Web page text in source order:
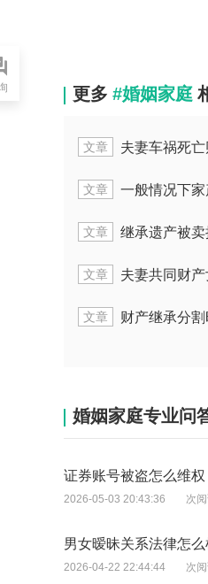
更多 #婚姻家庭
1.7w 浏览
纠纷怎么办
1.8w 浏览
房子该如何处理
2.1w 浏览
是否存在先后顺序
2.2w 浏览
遗产怎么分配
2.1w 浏览
纷二审怎么判
婚姻家庭专业问
证券账号被盗怎么维权
2026-05-03 20:43:36 次
男女暧昧关系法律怎
2026-04-22 22:44:44 次